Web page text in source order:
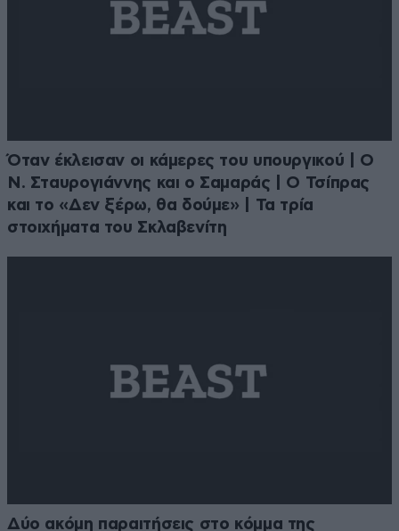
Όταν έκλεισαν οι κάμερες του υπουργικού | Ο
Ν. Σταυρογιάννης και ο Σαμαράς | Ο Τσίπρας
και το «Δεν ξέρω, θα δούμε» | Τα τρία
στοιχήματα του Σκλαβενίτη
Δύο ακόμη παραιτήσεις στο κόμμα της